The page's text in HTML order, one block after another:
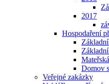
2017
Hospodaření
Domov
Veřejné zakázky